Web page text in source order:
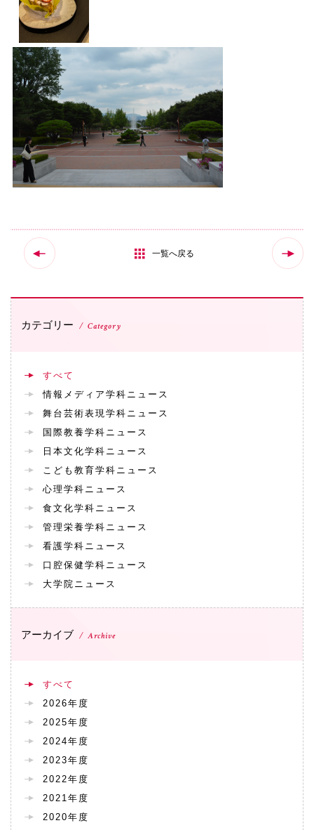
お問い合わせ
梅花メール
一覧へ戻る
カテゴリー Category
すべて
情報メディア学科ニュース
舞台芸術表現学科ニュース
国際教養学科ニュース
日本文化学科ニュース
こども教育学科ニュース
心理学科ニュース
食文化学科ニュース
管理栄養学科ニュース
看護学科ニュース
口腔保健学科ニュース
大学院ニュース
アーカイブ Archive
すべて
2026年度
2025年度
2024年度
2023年度
2022年度
2021年度
2020年度